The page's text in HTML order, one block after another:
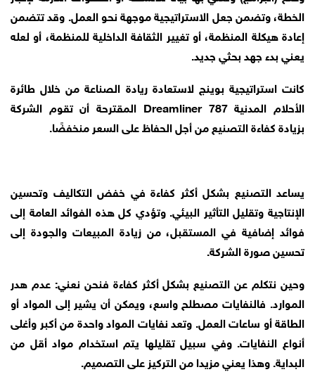
الخطة، وتضمن جعل الاستراتيجية موجهة نحو العمل. وقد تتضمن
إعادة هيكلة المنظمة، أو تغيير الثقافة الداخلية للمنظمة، أو لعله
يعني بدء جهد بحثي جديد.
كانت استراتيجية بوينج لاستعادة ريادة الصناعة من خلال طائرة
الأحلام المدنية 787 Dreamliner المقترحة أن تقوم الشركة
بزيادة كفاءة التصنيع من أجل الحفاظ على السعر منخفضًا.
يساعد التصنيع بشكل أكثر كفاءة في خفض التكاليف وتحسين
الإنتاجية وتقليل التأثير البيئي. وتؤدي كل هذه الفوائد العامة إلى
فوائد إضافية في المستقبل، من زيادة المبيعات والجودة إلى
تحسين صورة الشركة.
وحين نتكلم عن التصنيع بشكل أكثر كفاءة فنحن نعني: عدم هدر
الموارد. فالنفايات مصطلح واسع، ويمكن أن يشير إلى المواد أو
الطاقة أو ساعات العمل. وتعد نفايات المواد واحدة من أكبر وأغلى
أنواع النفايات. وفي سبيل تقليلها يتم استخدام مواد أقل من
البداية. وهذا يعني مزيدا من التركيز على التصميم.